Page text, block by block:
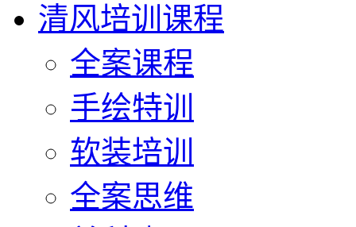
清风培训课程
全案课程
手绘特训
软装培训
全案思维